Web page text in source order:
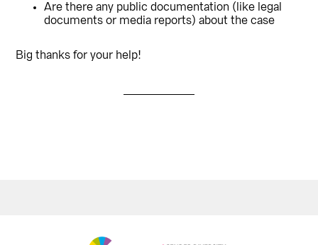
Are there any public documentation (like legal
documents or media reports) about the case
Big thanks for your help!